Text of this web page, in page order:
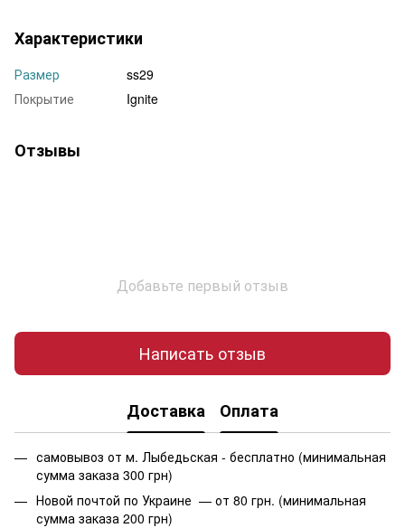
Характеристики
Размер
ss29
Покрытие
Ignite
Отзывы
Добавьте первый отзыв
Написать отзыв
Доставка Оплата
самовывоз от м. Лыбедьская - бесплатно (минимальная
сумма заказа 300 грн)
Новой почтой по Украине — от 80 грн. (минимальная
сумма заказа 200 грн)